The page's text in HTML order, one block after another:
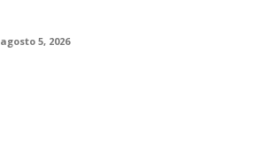
agosto 5, 2026